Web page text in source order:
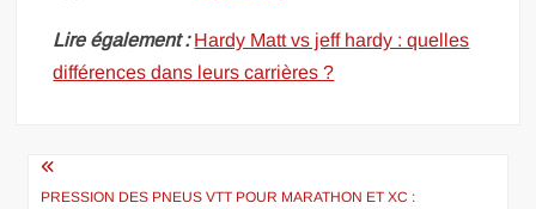
Lire également : Hardy Matt vs jeff hardy : quelles
différences dans leurs carrières ?
Navigation
PRESSION DES PNEUS VTT POUR MARATHON ET XC :